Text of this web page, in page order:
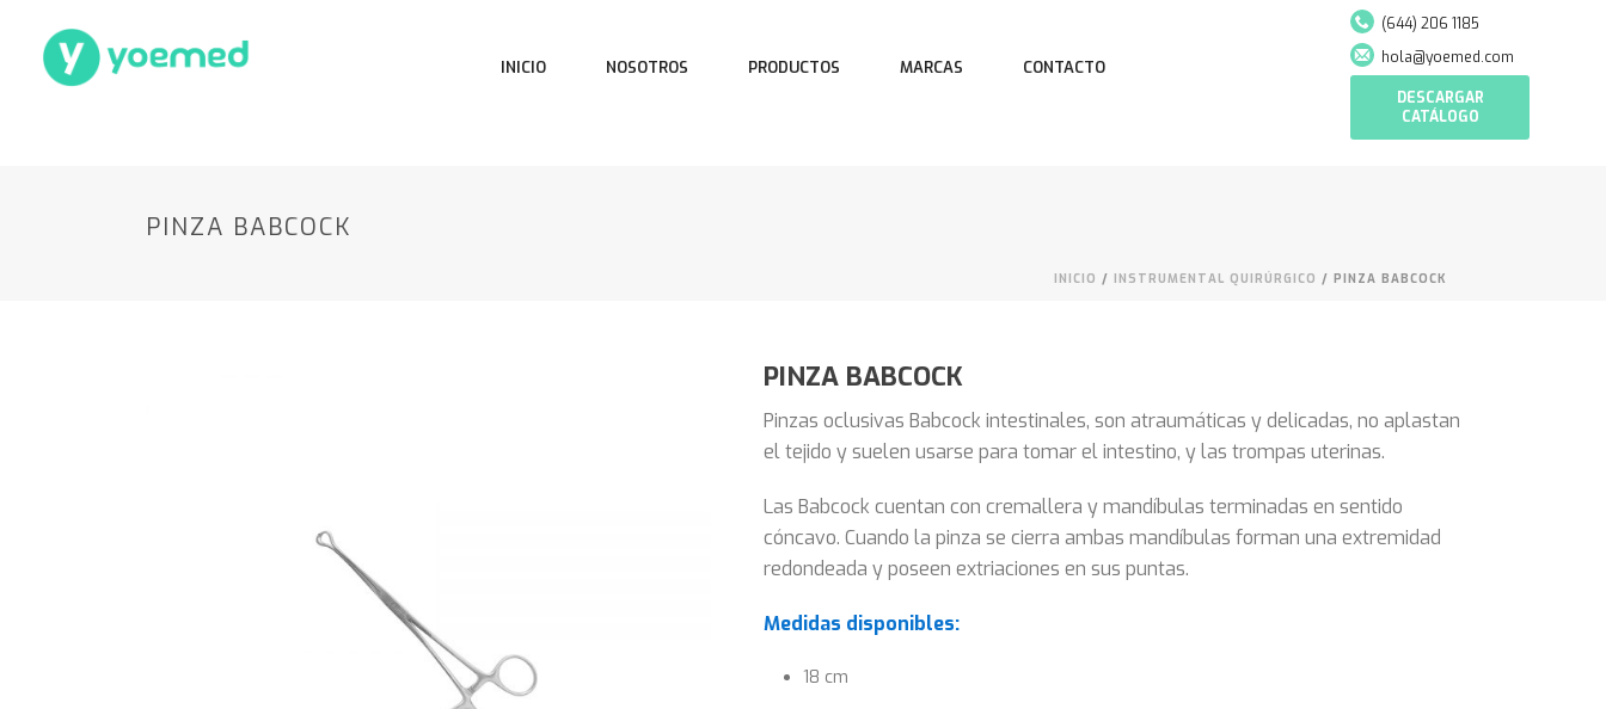
INICIO NOSOTROS PRODUCTOS MARCAS CONTACTO
(644) 206 1185
hola@yoemed.com
DESCARGAR
CATÁLOGO
PINZA BABCOCK
INICIO / INSTRUMENTAL QUIRÚRGICO / PINZA BABCOCK
PINZA BABCOCK
Pinzas oclusivas Babcock intestinales, son atraumáticas y delicadas, no aplastan
el tejido y suelen usarse para tomar el intestino, y las trompas uterinas.
Las Babcock cuentan con cremallera y mandíbulas terminadas en sentido
cóncavo. Cuando la pinza se cierra ambas mandíbulas forman una extremidad
redondeada y poseen extriaciones en sus puntas.
Medidas disponibles:
18 cm